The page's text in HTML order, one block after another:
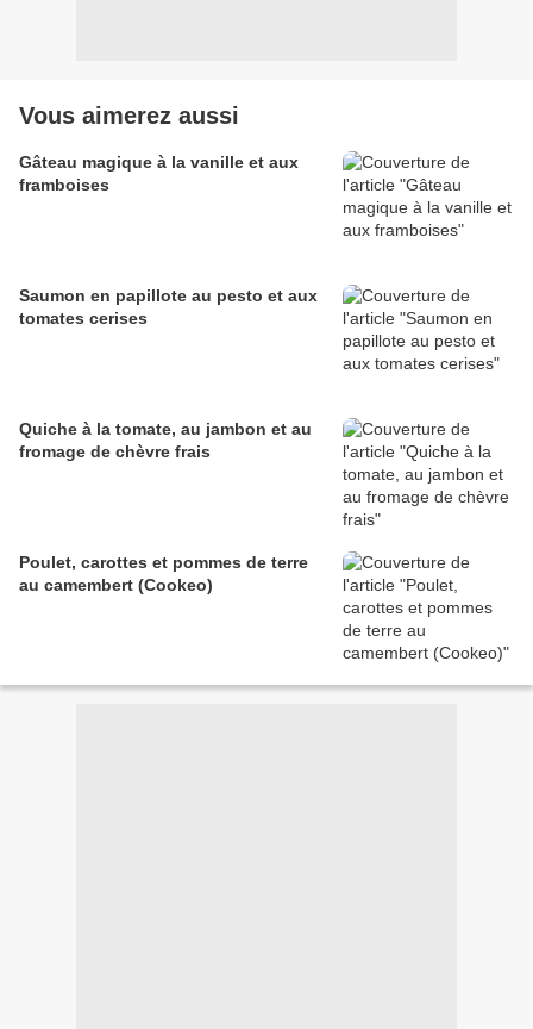
Vous aimerez aussi
Gâteau magique à la vanille et aux
framboises
Saumon en papillote au pesto et aux
tomates cerises
Quiche à la tomate, au jambon et au
fromage de chèvre frais
Poulet, carottes et pommes de terre
au camembert (Cookeo)